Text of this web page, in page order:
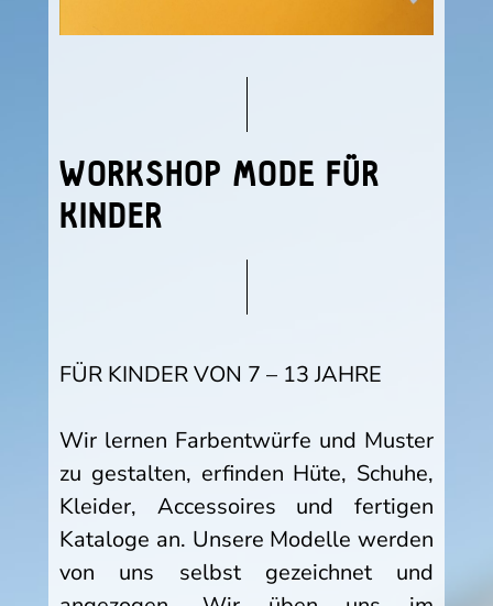
WORKSHOP MODE FÜR
KINDER
FÜR KINDER VON 7 – 13 JAHRE
Wir lernen Farbentwürfe und Muster
zu gestalten, erfinden Hüte, Schuhe,
Kleider, Accessoires und fertigen
Kataloge an. Unsere Modelle werden
von uns selbst gezeichnet und